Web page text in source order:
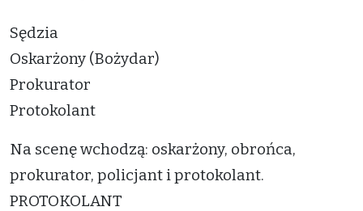
Sędzia
Oskarżony (Bożydar)
Prokurator
Protokolant
Na scenę wchodzą: oskarżony, obrońca,
prokurator, policjant i protokolant.
PROTOKOLANT